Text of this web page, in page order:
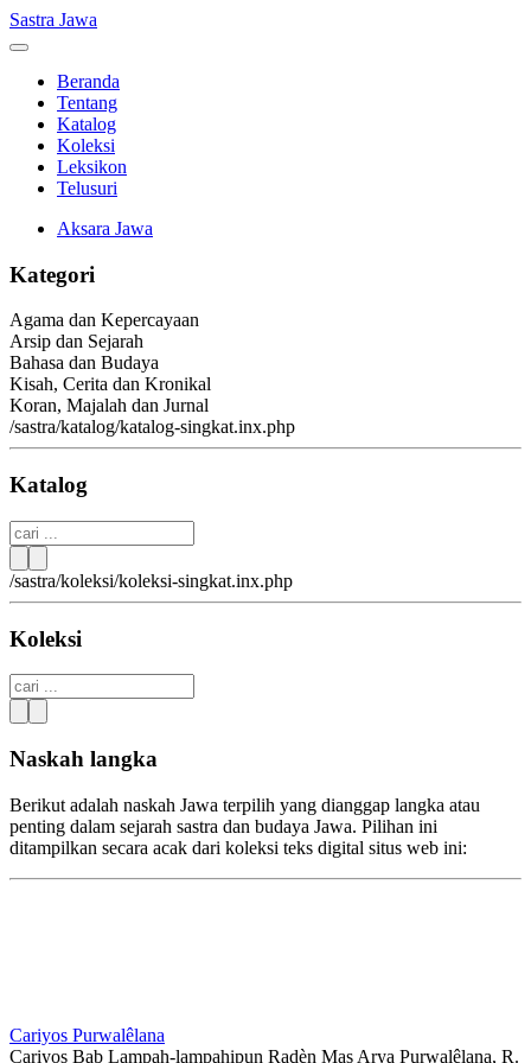
Sastra Jawa
Beranda
Tentang
Katalog
Koleksi
Leksikon
Telusuri
Aksara Jawa
Kategori
Agama dan Kepercayaan
Arsip dan Sejarah
Bahasa dan Budaya
Kisah, Cerita dan Kronikal
Koran, Majalah dan Jurnal
/sastra/katalog/katalog-singkat.inx.php
Katalog
/sastra/koleksi/koleksi-singkat.inx.php
Koleksi
Naskah langka
Berikut adalah naskah Jawa terpilih yang dianggap langka atau
penting dalam sejarah sastra dan budaya Jawa. Pilihan ini
ditampilkan secara acak dari koleksi teks digital situs web ini:
Cariyos Purwalêlana
Cariyos Bab Lampah-lampahipun Radèn Mas Arya Purwa­lêlana, R.